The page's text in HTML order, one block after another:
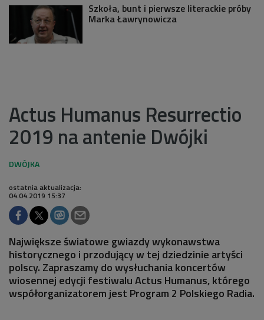
Szkoła, bunt i pierwsze literackie próby
Marka Ławrynowicza
Actus Humanus Resurrectio
2019 na antenie Dwójki
ostatnia aktualizacja:
04.04.2019 15:37
Największe światowe gwiazdy wykonawstwa
historycznego i przodujący w tej dziedzinie artyści
polscy. Zapraszamy do wysłuchania koncertów
wiosennej edycji festiwalu Actus Humanus, którego
współorganizatorem jest Program 2 Polskiego Radia.